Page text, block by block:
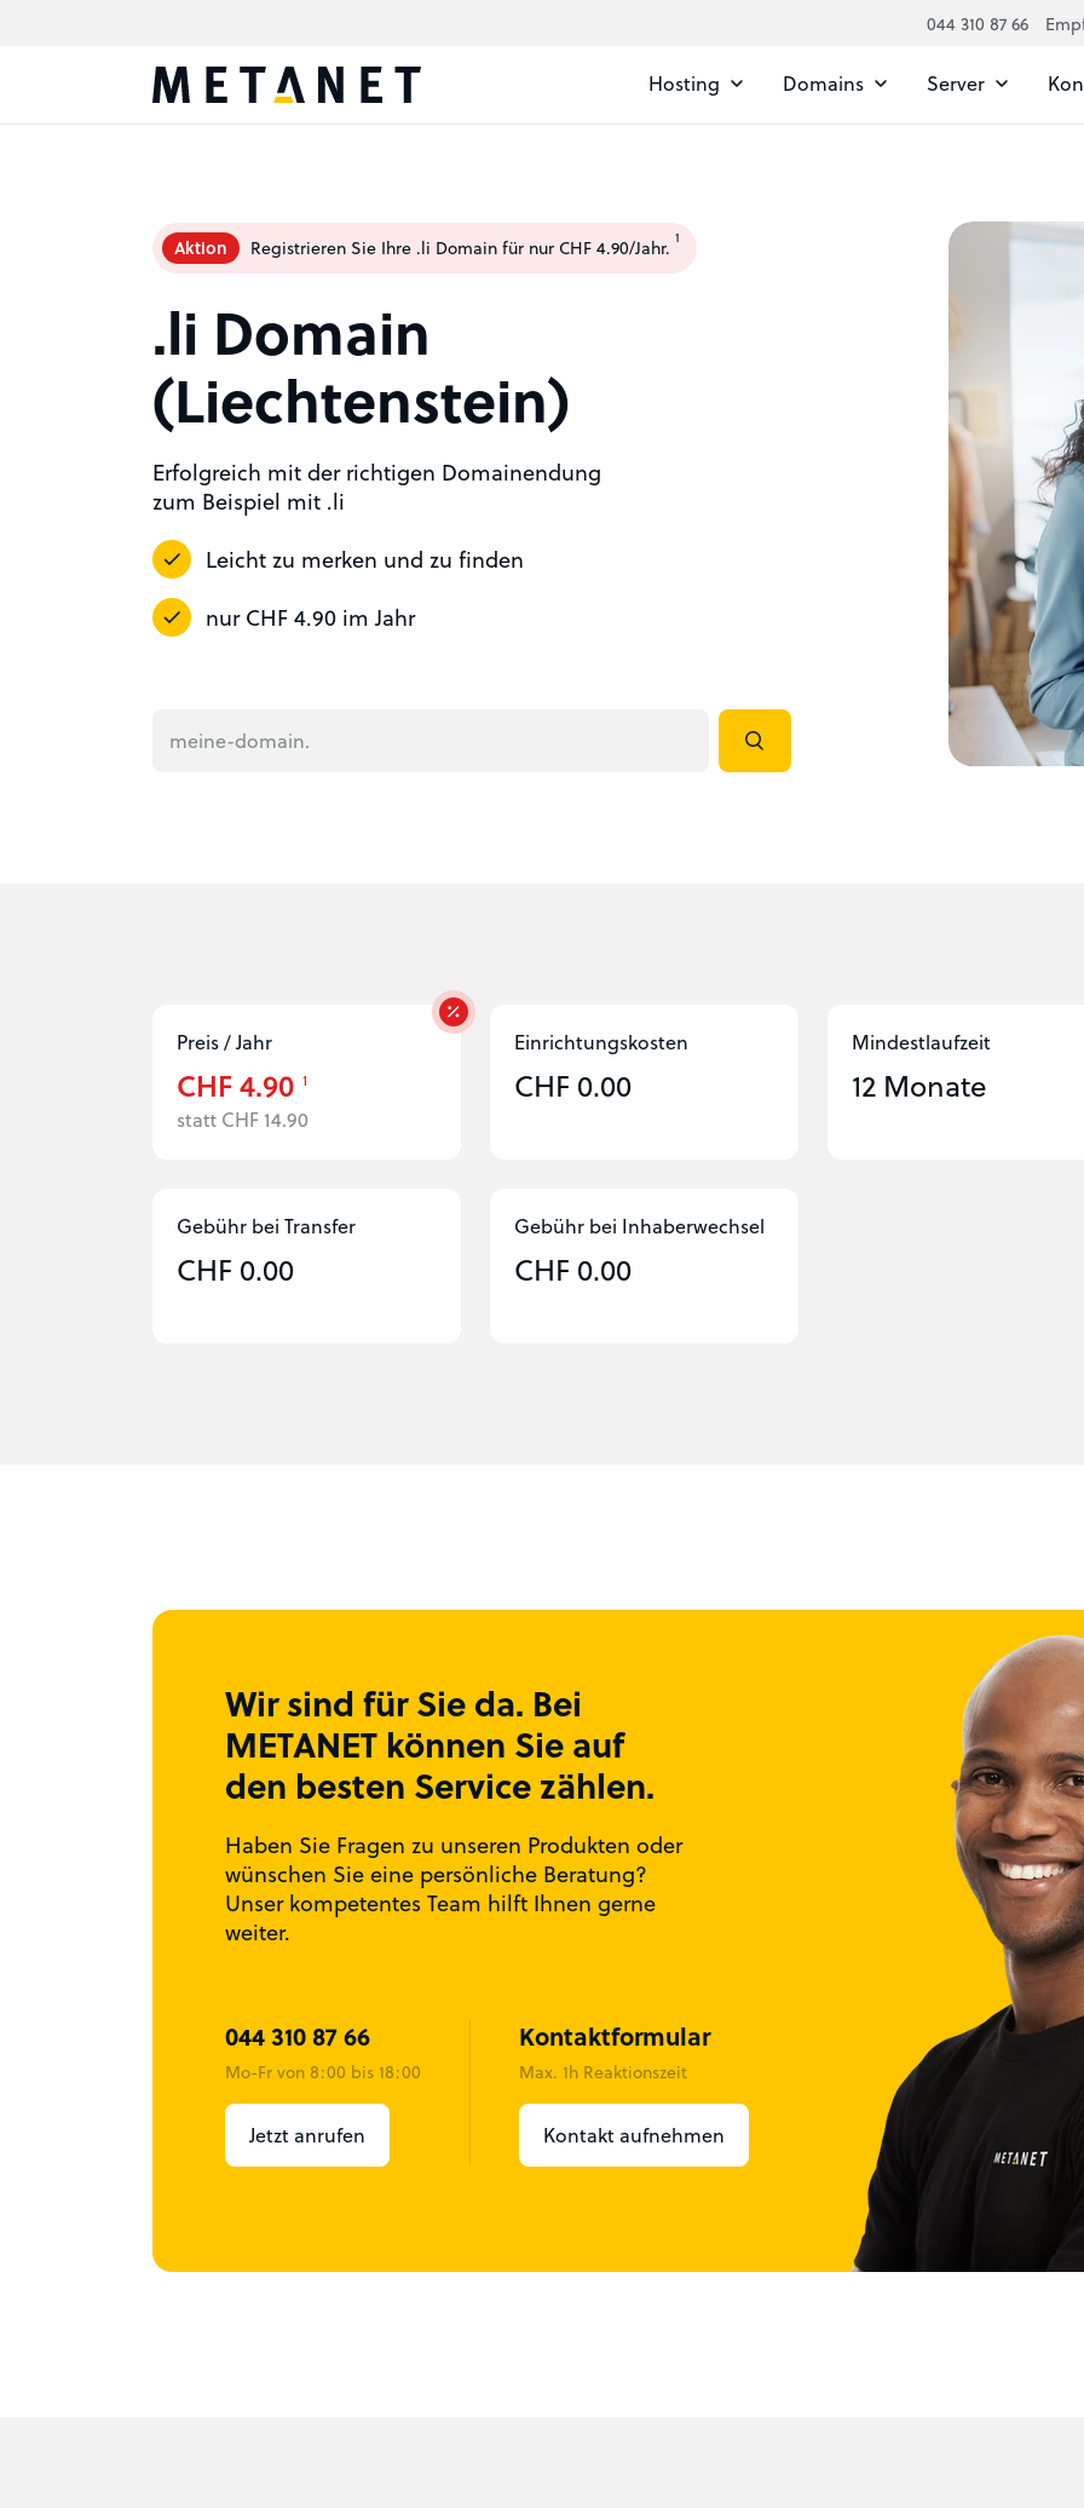
044 310 87 66
Hosting Domains Server
Aktion Registrieren Sie Ihre .li Domain für nur CHF 4.90/Jahr. 1
.li Domain
(Liechtenstein)
Erfolgreich mit der richtigen Domainendung
zum Beispiel mit .li
Leicht zu merken und zu finden
nur CHF 4.90 im Jahr
Preis / Jahr
CHF 4.90 1
statt CHF 14.90
Einrichtungs­kosten
CHF 0.00
Mindestlaufzeit
12 Monate
Gebühr bei Transfer
CHF 0.00
Gebühr bei Inhaber­wechsel
CHF 0.00
Wir sind für Sie da. Bei
METANET können Sie auf
den besten Service zählen.
Haben Sie Fragen zu unseren Produkten oder
wünschen Sie eine persönliche Beratung?
Unser kompetentes Team hilft Ihnen gerne
weiter.
044 310 87 66
Mo-Fr von 8:00 bis 18:00
Jetzt anrufen
Kontakt­for­mular
Max. 1h Reaktionszeit
Kontakt aufnehmen